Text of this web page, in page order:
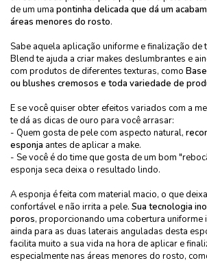
de um uma pontinha delicada que dá um
áreas menores do rosto.
Sabe aquela aplicação uniforme e finalização
Blend te ajuda a criar makes deslumbrantes e
com produtos de diferentes texturas, como
ou blushes cremosos e toda variedade de
E se você quiser obter efeitos variados com a
te dá as dicas de ouro para você arrasar:
- Quem gosta de pele com aspecto natural,
esponja antes de aplicar a make.
- Se você é do time que gosta de um bom
esponja seca deixa o resultado lindo.
A esponja é feita com material macio, o que
confortável e não irrita a pele. Sua tecnologia
poros, proporcionando uma cobertura uniforme
ainda para as duas laterais anguladas desta
facilita muito a sua vida na hora de aplicar e
especialmente nas áreas menores do rosto,